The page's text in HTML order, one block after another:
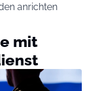
anrichten
mit